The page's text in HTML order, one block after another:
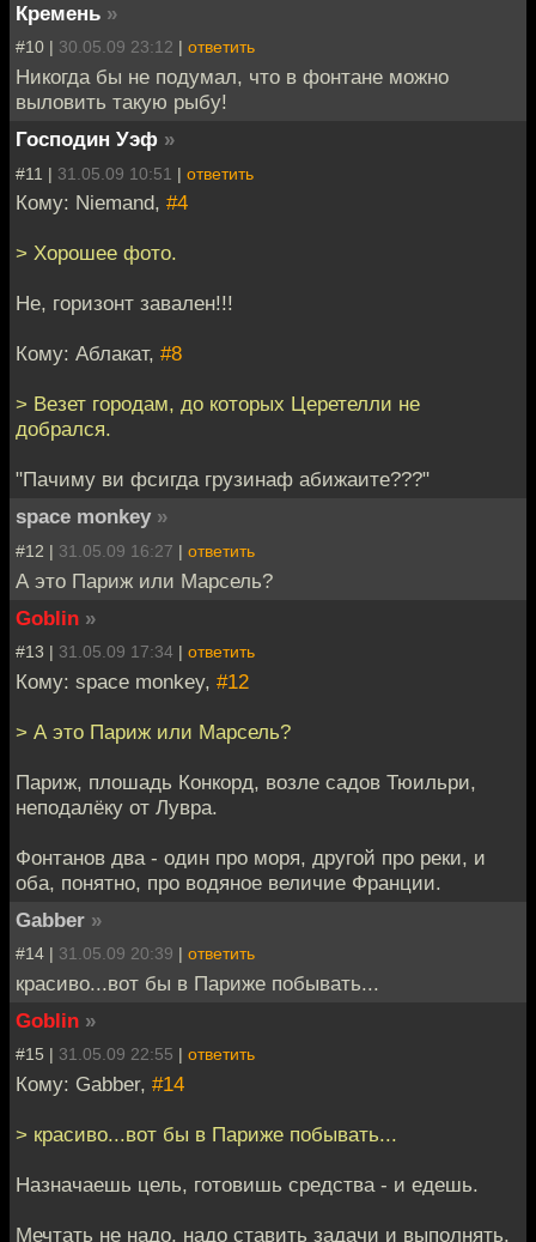
Кремень »
#10 | 30.05.09 23:12 | ответить
Никогда бы не подумал, что в фонтане можно
выловить такую рыбу!
Господин Уэф »
#11 | 31.05.09 10:51 | ответить
Кому: Niemand, #4
> Хорошее фото.
Не, горизонт завален!!!
Кому: Аблакат, #8
> Везет городам, до которых Церетелли не
добрался.
"Пачиму ви фсигда грузинаф абижаите???"
space monkey »
#12 | 31.05.09 16:27 | ответить
А это Париж или Марсель?
Goblin »
#13 | 31.05.09 17:34 | ответить
Кому: space monkey, #12
> А это Париж или Марсель?
Париж, плошадь Конкорд, возле садов Тюильри,
неподалёку от Лувра.
Фонтанов два - один про моря, другой про реки, и
оба, понятно, про водяное величие Франции.
Gabber »
#14 | 31.05.09 20:39 | ответить
красиво...вот бы в Париже побывать...
Goblin »
#15 | 31.05.09 22:55 | ответить
Кому: Gabber, #14
> красиво...вот бы в Париже побывать...
Назначаешь цель, готовишь средства - и едешь.
Мечтать не надо, надо ставить задачи и выполнять.